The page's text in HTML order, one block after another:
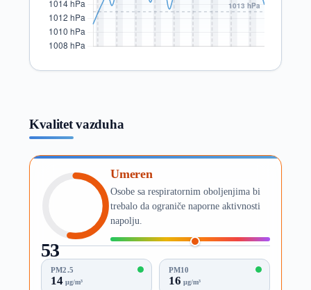
Kvalitet vazduha
53
AQI
Umeren
Osobe sa respiratornim oboljenjima bi
trebalo da ograniče naporne aktivnosti
napolju.
PM2.5
14µg/m³
PM10
16 µg/m³